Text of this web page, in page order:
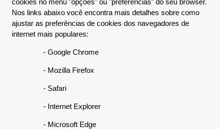
cookies no menu "opções" ou "preferências" do seu browser.
Nos links abaixo você encontra mais detalhes sobre como
ajustar as preferências de cookies dos navegadores de
internet mais populares:
- Google Chrome
- Mozilla Firefox
- Safari
- Internet Explorer
- Microsoft Edge